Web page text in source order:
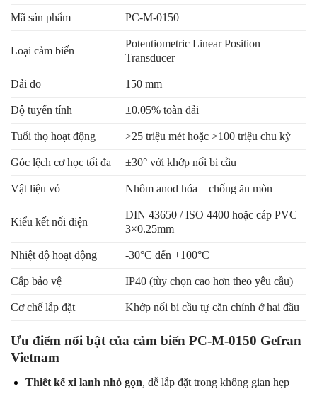
Mã sản phẩm PC-M-0150
Loại cảm biến
Potentiometric Linear Position
Transducer
Dải đo 150 mm
Độ tuyến tính ±0.05% toàn dải
Tuổi thọ hoạt động >25 triệu mét hoặc >100 triệu chu kỳ
Góc lệch cơ học tối đa ±30° với khớp nối bi cầu
Vật liệu vỏ Nhôm anod hóa – chống ăn mòn
Kiểu kết nối điện
DIN 43650 / ISO 4400 hoặc cáp PVC
3×0.25mm
Nhiệt độ hoạt động -30°C đến +100°C
Cấp bảo vệ IP40 (tùy chọn cao hơn theo yêu cầu)
Cơ chế lắp đặt Khớp nối bi cầu tự căn chỉnh ở hai đầu
Ưu điểm nổi bật của cảm biến PC-M-0150 Gefran
Vietnam
Thiết kế xi lanh nhỏ gọn, dễ lắp đặt trong không gian hẹp